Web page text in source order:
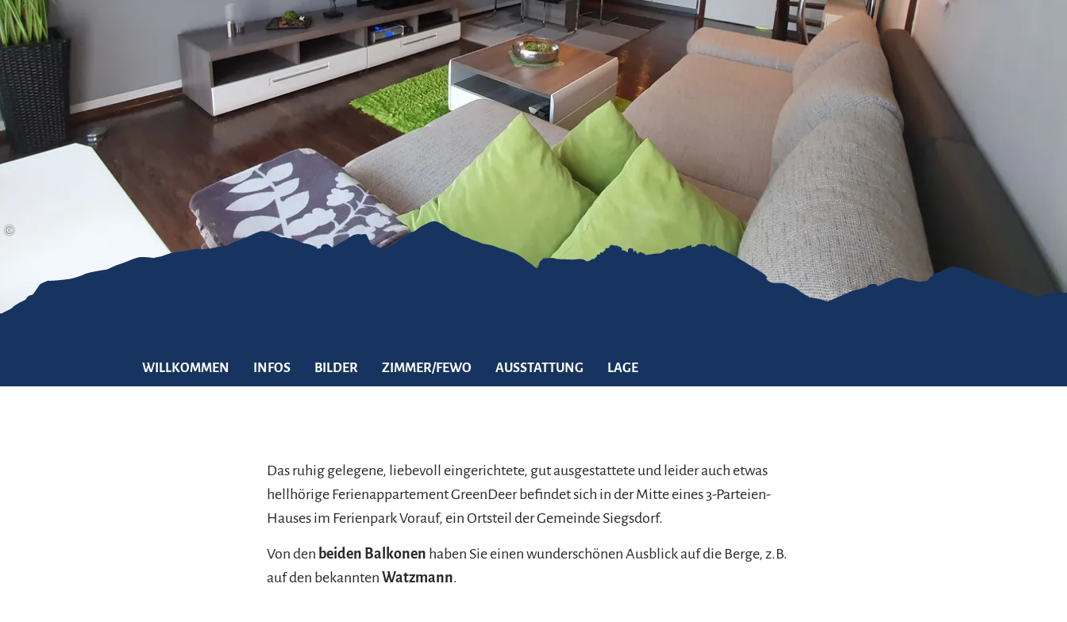
Gleitschirmfliegen &
Luftsport
Interaktive Vollbildkarte
Barrierefreiheit im
Chiemgau
Chiemgau G'schichten
©
WILLKOMMEN INFOS BILDER ZIMMER/FEWO AUSSTATTUNG LAGE
Das ruhig gelegene, liebevoll eingerichtete, gut ausgestattete und leider auch etwas
hellhörige Ferienappartement GreenDeer befindet sich in der Mitte eines 3-Parteien-
Hauses im Ferienpark Vorauf, ein Ortsteil der Gemeinde Siegsdorf.
Von den beiden Balkonen haben Sie einen wunderschönen Ausblick auf die Berge, z.B.
auf den bekannten Watzmann.